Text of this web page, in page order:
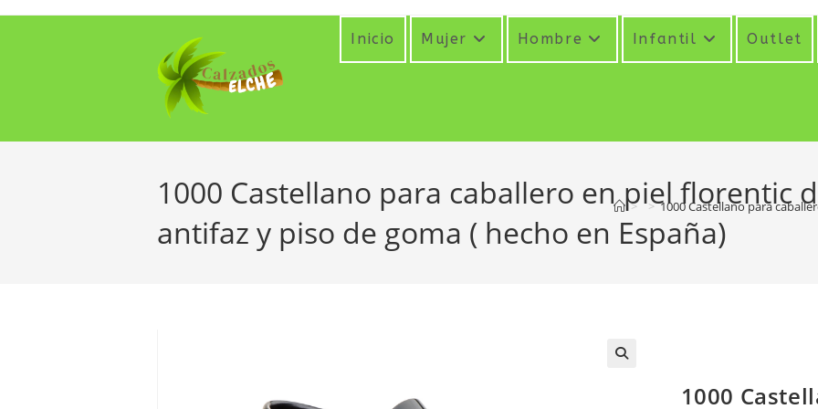
Inicio Mujer Hombre Infantil Outlet
1000 Castellano para caballero en piel florentic
antifaz y piso de goma ( hecho en España)
> > 1000 Castellano para
1000